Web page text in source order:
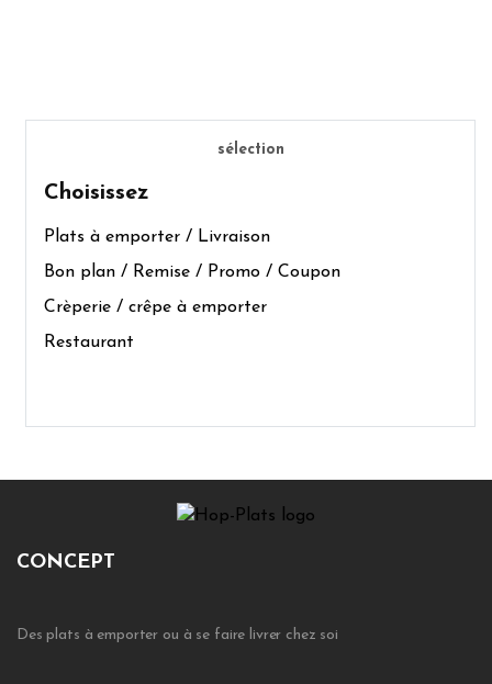
sélection
Choisissez
Plats à emporter / Livraison
Bon plan / Remise / Promo / Coupon
Crèperie / crêpe à emporter
Restaurant
CONCEPT
Des plats à emporter ou à se faire livrer chez soi